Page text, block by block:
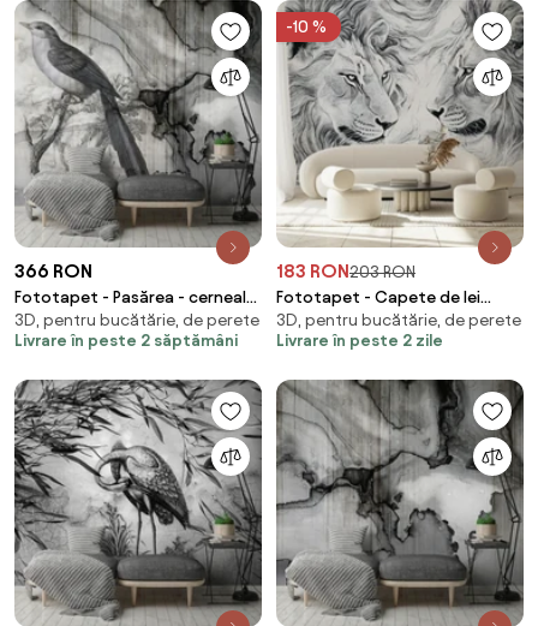
366 RON
Fototapet - Pasărea - cerneala
vărsată (254x184 cm)
3D, pentru bucătărie, de perete
Livrare în peste 2 săptămâni
-10 %
183 RON203 RON
Fototapet - Capete de lei
desenate (147x102 cm)
3D, pentru bucătărie, de perete
Livrare în peste 2 zile